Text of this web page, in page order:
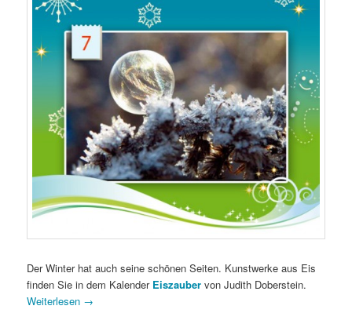
Der Winter hat auch seine schönen Seiten. Kunstwerke aus Eis
finden Sie in dem Kalender Eiszauber von Judith Doberstein.
Weiterlesen →